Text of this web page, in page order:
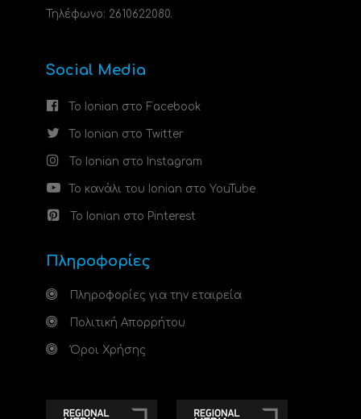
Τηλέφωνο: 2610622080.
Social Media
Το Ionian στο Facebook
Το Ionian στο Twitter
Το Ionian στο Instagram
Το κανάλι του Ionian στο YouTube
Το Ionian στο Pinterest
Πληροφορίες
Πληροφορίες για την εταιρεία
Πολιτική Απορρήτου
Όροι Χρήσης